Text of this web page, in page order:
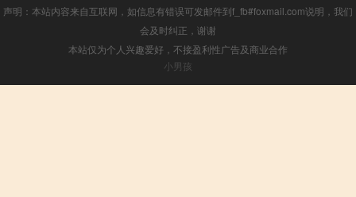
声明：本站内容来自互联网，如信息有错误可发邮件到f_fb#foxmail.com说明，我们
会及时纠正，谢谢
本站仅为个人兴趣爱好，不接盈利性广告及商业合作
小男孩